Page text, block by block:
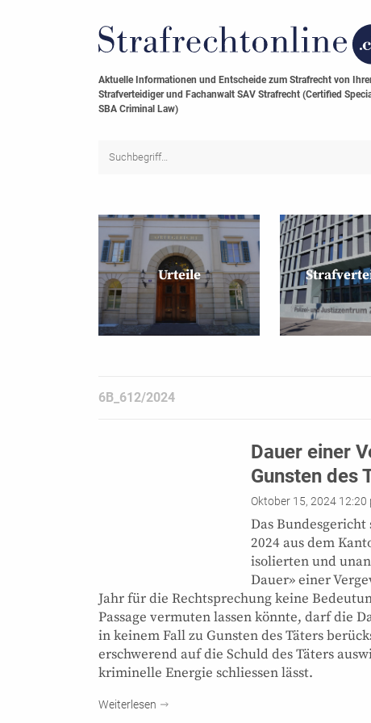
Aktuelle Informationen und Entscheide zum Strafrecht von
Strafverteidiger und Fachanwalt SAV Strafrecht (Certified
SBA Criminal Law)
Urteile
6B_612/2024
Dauer einer
Gunsten des
Oktober 15, 2024 12:20
Das
2024 aus dem
isolierten und
Dauer» einer
Jahr für die Rechtsprechung keine
Passage vermuten lassen könnte, darf die
in keinem Fall zu Gunsten des Täters
erschwerend auf die Schuld des Täters
kriminelle Energie schliessen lässt.
Weiterlesen